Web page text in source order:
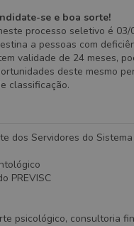
se e boa sorte!
processo seletivo é
a pessoas com
validade de 24 meses,
deste mesmo
classificação.
dos Servidores do Sistema
PREVISC
psicológico, consultoria